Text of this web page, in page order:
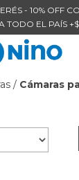
- 10% OFF
TODO EL PAÍS
/ Cámaras